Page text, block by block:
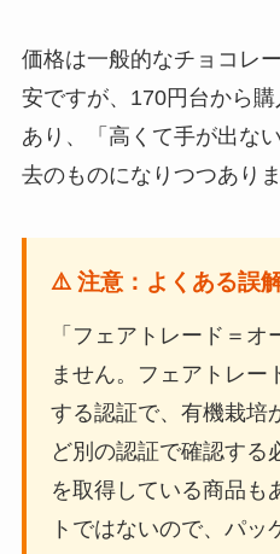
価格は一般的なチョコレ
安ですが、170円台から
あり、「高くて手が出な
去のものになりつつありま
⚠️ 注意：よくある誤
「フェアトレード＝
ません。フェアトレー
する認証で、有機栽培
ど別の認証で確認する
を取得している商品も
トではないので、パッ